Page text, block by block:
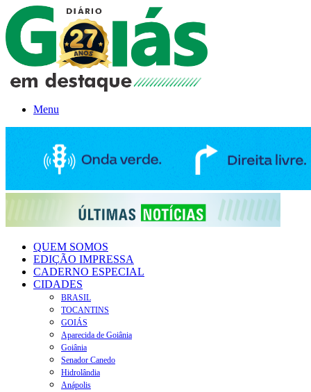
Menu
QUEM SOMOS
EDIÇÃO IMPRESSA
CADERNO ESPECIAL
CIDADES
BRASIL
TOCANTINS
GOIÁS
Aparecida de Goiânia
Goiânia
Senador Canedo
Hidrolândia
Anápolis